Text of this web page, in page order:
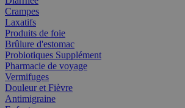
Crampes
Laxatifs
Produits de foie
Brûlure d'estomac
Probiotiques Supplément
Pharmacie de voyage
Vermifuges
Douleur et Fièvre
Antimigraine